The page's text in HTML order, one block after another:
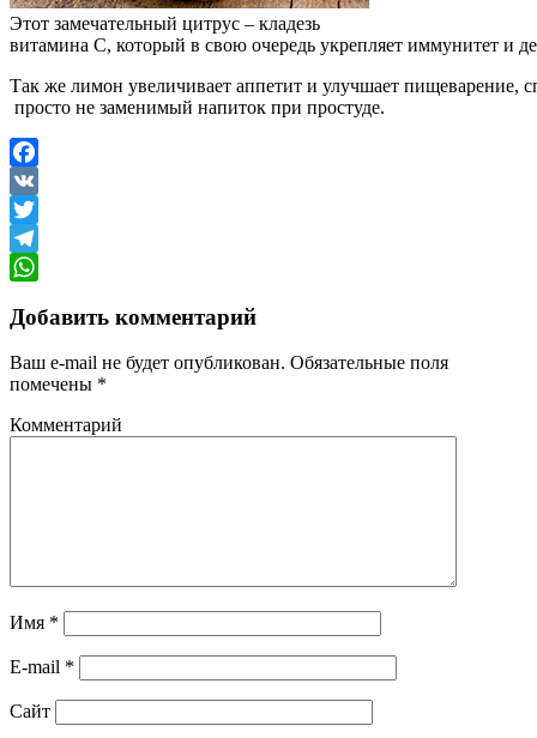
Этот замечательный цитрус – кладезь
витамина C, который в свою очередь укрепляет иммунитет и
Так же лимон увеличивает аппетит и улучшает пищеварение,
просто не заменимый напиток при простуде.
Facebook
VK
Twitter
Telegram
Добавить комментарий
Ваш e-mail не будет опубликован. Обязательные поля
помечены *
Комментарий
Имя *
E-mail *
Сайт